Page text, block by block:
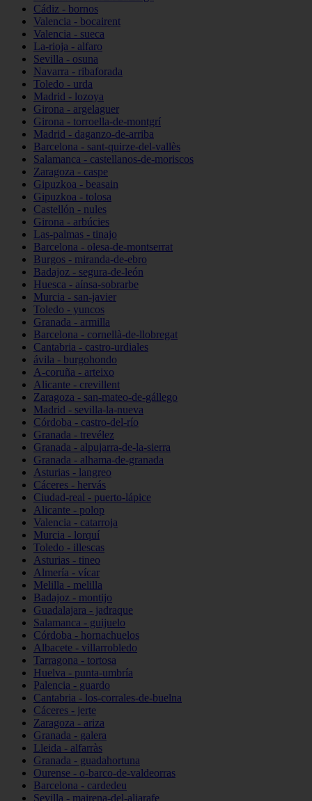
Cádiz - bornos
Valencia - bocairent
Valencia - sueca
La-rioja - alfaro
Sevilla - osuna
Navarra - ribaforada
Toledo - urda
Madrid - lozoya
Girona - argelaguer
Girona - torroella-de-montgrí
Madrid - daganzo-de-arriba
Barcelona - sant-quirze-del-vallès
Salamanca - castellanos-de-moriscos
Zaragoza - caspe
Gipuzkoa - beasain
Gipuzkoa - tolosa
Castellón - nules
Girona - arbúcies
Las-palmas - tinajo
Barcelona - olesa-de-montserrat
Burgos - miranda-de-ebro
Badajoz - segura-de-león
Huesca - aínsa-sobrarbe
Murcia - san-javier
Toledo - yuncos
Granada - armilla
Barcelona - cornellà-de-llobregat
Cantabria - castro-urdiales
ávila - burgohondo
A-coruña - arteixo
Alicante - crevillent
Zaragoza - san-mateo-de-gállego
Madrid - sevilla-la-nueva
Córdoba - castro-del-río
Granada - trevélez
Granada - alpujarra-de-la-sierra
Granada - alhama-de-granada
Asturias - langreo
Cáceres - hervás
Ciudad-real - puerto-lápice
Alicante - polop
Valencia - catarroja
Murcia - lorquí
Toledo - illescas
Asturias - tineo
Almería - vícar
Melilla - melilla
Badajoz - montijo
Guadalajara - jadraque
Salamanca - guijuelo
Córdoba - hornachuelos
Albacete - villarrobledo
Tarragona - tortosa
Huelva - punta-umbría
Palencia - guardo
Cantabria - los-corrales-de-buelna
Cáceres - jerte
Zaragoza - ariza
Granada - galera
Lleida - alfarràs
Granada - guadahortuna
Ourense - o-barco-de-valdeorras
Barcelona - cardedeu
Sevilla - mairena-del-aljarafe